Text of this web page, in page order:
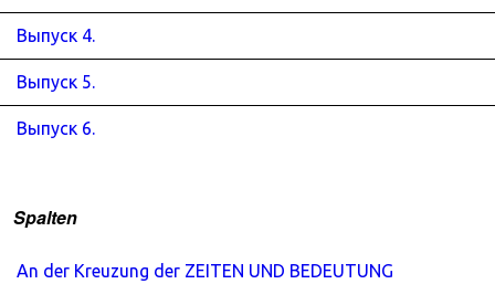
Выпуск 4.
Выпуск 5.
Выпуск 6.
Spalten
An der Kreuzung der ZEITEN UND BEDEUTUNG